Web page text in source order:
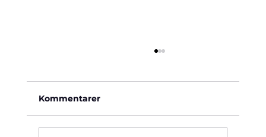
Kommentarer